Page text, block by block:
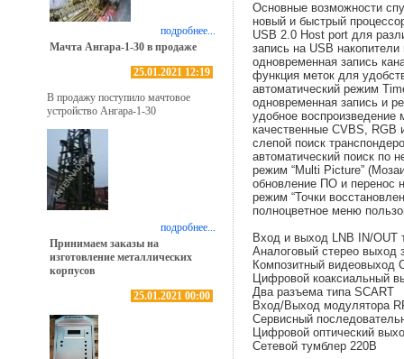
подробнее...
Мачта Ангара-1-30 в продаже
25.01.2021 12:19
В продажу поступило мачтовое
устройство Ангара-1-30
подробнее...
Принимаем заказы на
изготовление металлических
корпусов
25.01.2021 00:00
Основные возможности
новый и быстрый
USB 2.0 Host port для
запись на USB
одновременная запись
функция меток для
автоматический режим
одновременная запись и
удобное
качественные CVBS,
слепой поиск
автоматический поиск по
режим “Multi Picture”
обновление ПО и перенос
режим “Точки
полноцветное меню
Вход и выход LNB IN/OUT
Аналоговый стерео выход
Композитный видеовыход
Цифровой коаксиальный
Два разъема типа SCART
Вход/Выход модулятора
Сервисный
Цифровой оптический
Сетевой тумблер 220В